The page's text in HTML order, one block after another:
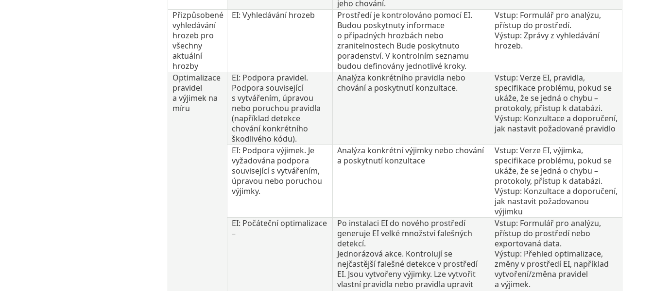
jeho chování.
Přizpůsobené
vyhledávání
hrozeb pro
všechny
aktuální
hrozby​
EI: Vyhledávání hrozeb
Prostředí je kontrolováno pomocí EI.
Budou poskytnuty informace
o případných hrozbách nebo
zranitelnostech Bude poskytnuto
poradenství. V kontrolním seznamu
budou definovány jednotlivé kroky.
Vstup: Formulář pro analýzu,
přístup do prostředí.
Výstup: Zprávy z vyhledávání
hrozeb.
Optimalizace
pravidel
a výjimek na
míru​
EI: Podpora pravidel.
Podpora související
s vytvářením, úpravou
nebo poruchou pravidla
(například detekce
chování konkrétního
škodlivého kódu).
Analýza konkrétního pravidla nebo
chování a poskytnutí konzultace.
Vstup: Verze EI, pravidla,
specifikace problému, pokud se
ukáže, že se jedná o chybu –
protokoly, přístup k databázi.
Výstup: Konzultace a doporučení,
jak nastavit požadované pravidlo
EI: Podpora výjimek. Je
vyžadována podpora
související s vytvářením,
úpravou nebo poruchou
výjimky.
Analýza konkrétní výjimky nebo chování
a poskytnutí konzultace
Vstup: Verze EI, výjimka,
specifikace problému, pokud se
ukáže, že se jedná o chybu –
protokoly, přístup k databázi.
Výstup: Konzultace a doporučení,
jak nastavit požadovanou
výjimku
EI: Počáteční optimalizace
–
Po instalaci EI do nového prostředí
generuje EI velké množství falešných
detekcí.
Jednorázová akce. Kontrolují se
nejčastější falešné detekce v prostředí
EI. Jsou vytvořeny výjimky. Lze vytvořit
vlastní pravidla nebo pravidla upravit
Vstup: Formulář pro analýzu,
přístup do prostředí nebo
exportovaná data.
Výstup: Přehled optimalizace,
změny v prostředí EI, například
vytvoření/změna pravidel
a výjimek.